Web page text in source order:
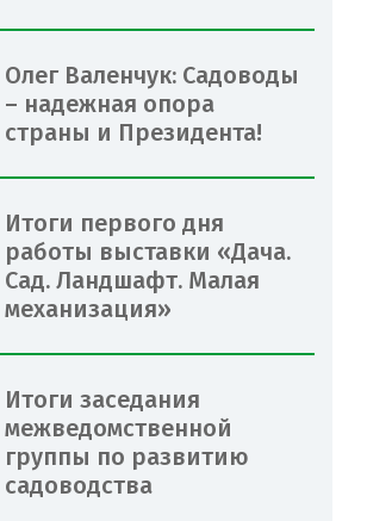
Олег Валенчук: Садоводы
– надежная опора
страны и Президента!
Итоги первого дня
работы выставки «Дача.
Сад. Ландшафт. Малая
механизация»
Итоги заседания
межведомственной
группы по развитию
садоводства